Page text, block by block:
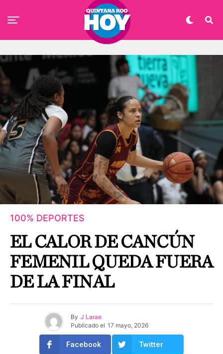
100% DEPORTES
EL CALOR DE CANCÚN
FEMENIL QUEDA FUERA
DE LA FINAL
By J Larae
Publicado el 17 mayo, 2026
Facebook Twitter